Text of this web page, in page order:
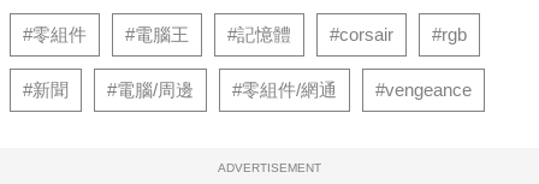
#零組件 #電腦王 #記憶體 #corsair #rgb
#新聞 #電腦/周邊 #零組件/網通 #vengeance
ADVERTISEMENT